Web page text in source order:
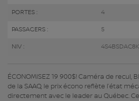
PORTES : 4
PASSAGERS : 5
NIV :
ÉCONOMISEZ 19 900$! Caméra de
de la SAAQ, le prix écono reflète l’état
directement avec le leader au Québec.